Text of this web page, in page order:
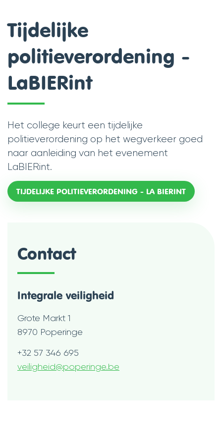
Tijdelijke
politieverordening -
LaBIERint
Het college keurt een tijdelijke
politieverordening op het wegverkeer goed
naar aanleiding van het evenement
LaBIERint.
TIJDELIJKE POLITIEVERORDENING - LA BIERINT
Contact
Integrale veiligheid
Adres
Grote Markt 1
,8970 Poperinge
Tel.
+32 57 346 695
E-
veiligheid@poperinge.be